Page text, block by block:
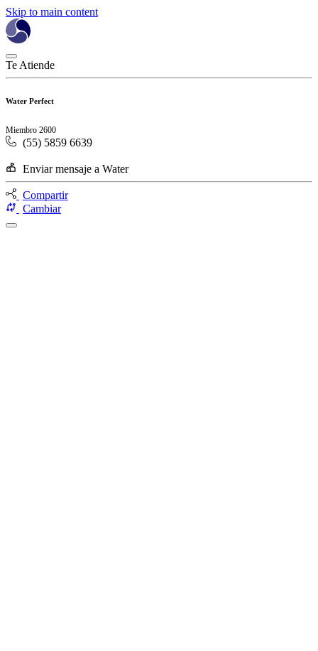
Skip to main content
Te Atiende
Water Perfect
Miembro 2600
(55) 5859 6639
Enviar mensaje a Water
Compartir
Cambiar